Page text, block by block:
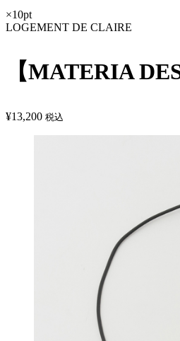
×10pt
LOGEMENT DE CLAIRE
【MATERIA
¥13,200 税込